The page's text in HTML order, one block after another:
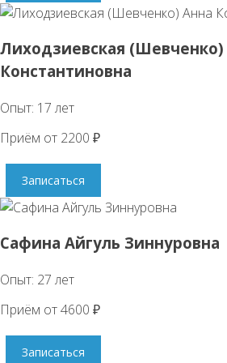
Лиходзиевская (Шевченко)
Константиновна
Опыт: 17 лет
Приём от 2200 ₽
Записаться
Сафина Айгуль Зиннуровна
Опыт: 27 лет
Приём от 4600 ₽
Записаться